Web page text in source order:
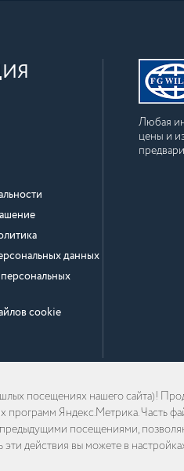
данных
cookie
Любая
цены и
посещениях нашего сайта)!
Яндекс.Метрика. Часть
посещениями,
эти действия вы можете в